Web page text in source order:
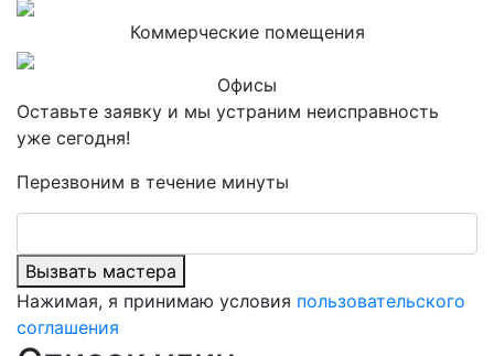
Коммерческие помещения
Офисы
Оставьте заявку и мы устраним неисправность
уже сегодня!
Перезвоним в течение минуты
Вызвать мастера
Нажимая, я принимаю условия пользовательского
соглашения